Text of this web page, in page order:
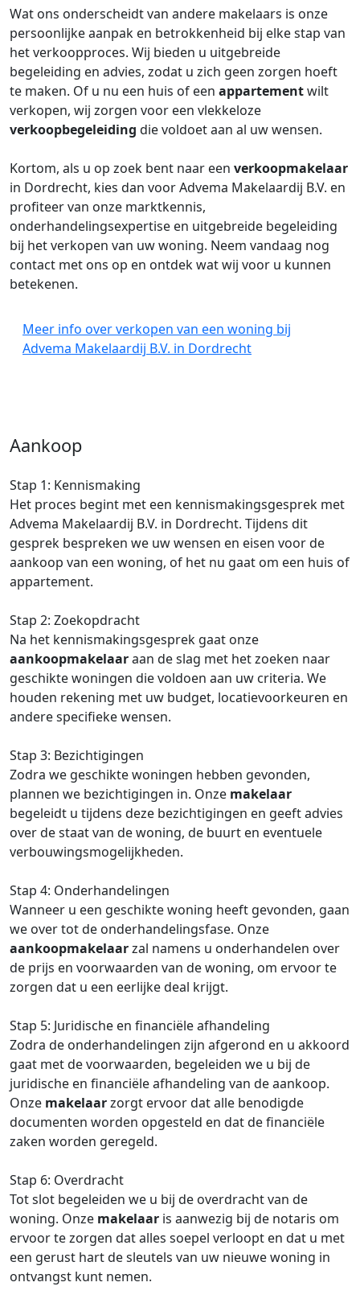
Wat ons onderscheidt van andere makelaars is onze
persoonlijke aanpak en betrokkenheid bij elke stap van
het verkoopproces. Wij bieden u uitgebreide
begeleiding en advies, zodat u zich geen zorgen hoeft
te maken. Of u nu een huis of een appartementwilt
verkopen, wij zorgen voor een vlekkeloze
verkoopbegeleiding die voldoet aan al uw wensen.
Kortom, als u op zoek bent naar een verkoopmakelaar
in Dordrecht, kies dan voor Advema Makelaardij B.V. en
profiteer van onze marktkennis,
onderhandelingsexpertise en uitgebreide begeleiding
bij het verkopen van uw woning. Neem vandaag nog
contact met ons op en ontdek wat wij voor u kunnen
betekenen.
Meer info over verkopen van een woning bij
Advema Makelaardij B.V. in Dordrecht
Aankoop
Stap 1: Kennismaking
Het proces begint met een kennismakingsgesprek met
Advema Makelaardij B.V. in Dordrecht. Tijdens dit
gesprek bespreken we uw wensen en eisen voor de
aankoop van een woning, of het nu gaat om een huis of
appartement.
Stap 2: Zoekopdracht
Na het kennismakingsgesprek gaat onze
aankoopmakelaaraan de slag met het zoeken naar
geschikte woningen die voldoen aan uw criteria. We
houden rekening met uw budget, locatievoorkeuren en
andere specifieke wensen.
Stap 3: Bezichtigingen
Zodra we geschikte woningen hebben gevonden,
plannen we bezichtigingen in. Onze makelaar
begeleidt u tijdens deze bezichtigingen en geeft advies
over de staat van de woning, de buurt en eventuele
verbouwingsmogelijkheden.
Stap 4: Onderhandelingen
Wanneer u een geschikte woning heeft gevonden, gaan
we over tot de onderhandelingsfase. Onze
aankoopmakelaarzal namens u onderhandelen over
de prijs en voorwaarden van de woning, om ervoor te
zorgen dat u een eerlijke deal krijgt.
Stap 5: Juridische en financiële afhandeling
Zodra de onderhandelingen zijn afgerond en u akkoord
gaat met de voorwaarden, begeleiden we u bij de
juridische en financiële afhandeling van de aankoop.
Onze makelaarzorgt ervoor dat alle benodigde
documenten worden opgesteld en dat de financiële
zaken worden geregeld.
Stap 6: Overdracht
Tot slot begeleiden we u bij de overdracht van de
woning. Onze makelaar is aanwezig bij de notaris om
ervoor te zorgen dat alles soepel verloopt en dat u met
een gerust hart de sleutels van uw nieuwe woning in
ontvangst kunt nemen.